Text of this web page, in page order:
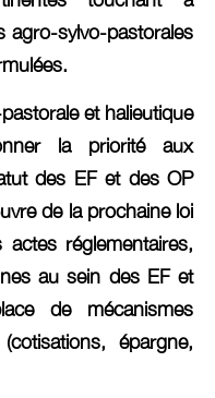
agro-sylvo-pastorales
et halieutique
la priorité aux
des EF et des OP
de la prochaine loi
réglementaires,
au sein des EF et
de mécanismes
épargne,